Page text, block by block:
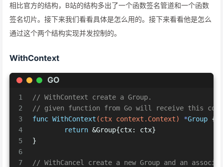
相比官方的结构，B站的结构多出了一个函数签名管道和一个函数
签名切片。接下来我们看看具体是怎么用的。接下来看看他是怎么
通过这个两个结构实现并发控制的。
WithContext
GO
1
2
3
4
5
6
7
// WithContext create a Group.
// given function from Go will receive this
func WithContext (ctx context.Context) *Group {
return &Group{ctx: ctx}
}
// WithCancel create a new Group and an